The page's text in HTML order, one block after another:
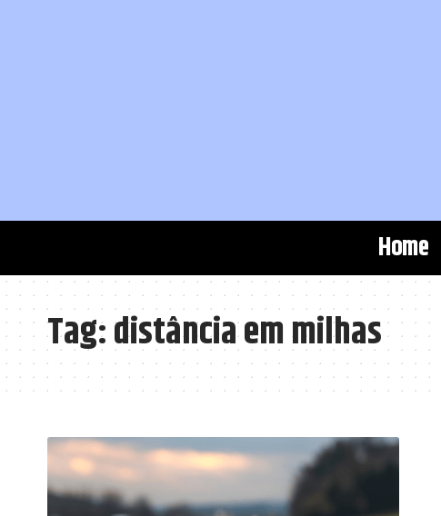
Home
Tag:distância em milhas